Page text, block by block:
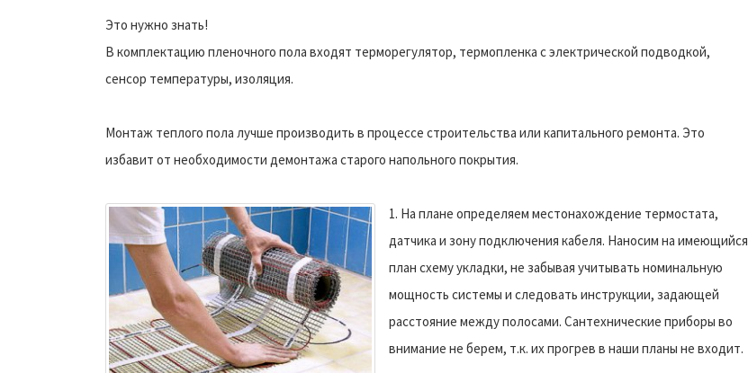
Это нужно знать!
В комплектацию пленочного пола входят терморегулятор, термопленка с электрической подводкой,
сенсор температуры, изоляция.
Монтаж теплого пола лучше производить в процессе строительства или капитального ремонта. Это
избавит от необходимости демонтажа старого напольного покрытия.
1. На плане определяем местонахождение термостата,
датчика и зону подключения кабеля. Наносим на имеющийся
план схему укладки, не забывая учитывать номинальную
мощность системы и следовать инструкции, задающей
расстояние между полосами. Сантехнические приборы во
внимание не берем, т.к. их прогрев в наши планы не входит.